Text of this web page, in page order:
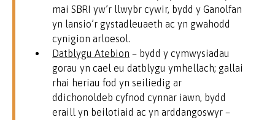
mai SBRI yw’r llwybr cywir, bydd y Ganolfan
yn lansio’r gystadleuaeth ac yn gwahodd
cynigion arloesol.
Datblygu Atebion – bydd y cymwysiadau
gorau yn cael eu datblygu ymhellach; gallai
rhai heriau fod yn seiliedig ar
ddichonoldeb cyfnod cynnar iawn, bydd
eraill yn beilotiaid ac yn arddangoswyr –